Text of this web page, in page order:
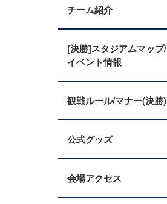
チーム紹介
[決勝]スタジアムマップ/
イベント情報
観戦ルール/マナー(決勝)
公式グッズ
会場アクセス